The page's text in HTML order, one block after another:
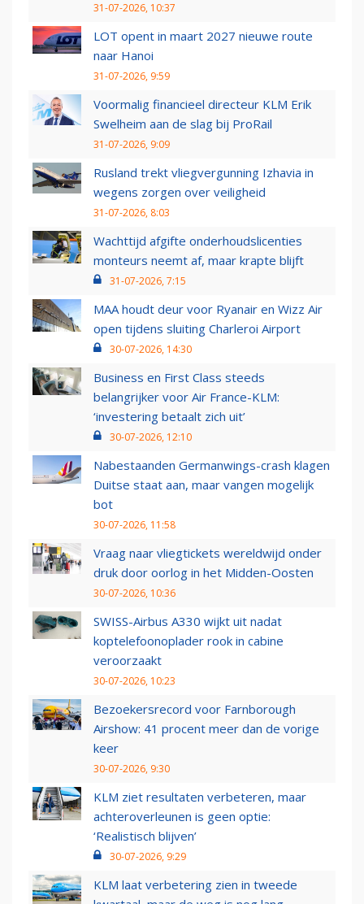
31-07-2026, 10:37
LOT opent in maart 2027 nieuwe route
naar Hanoi
31-07-2026, 9:59
Voormalig financieel directeur KLM Erik
Swelheim aan de slag bij ProRail
31-07-2026, 9:09
Rusland trekt vliegvergunning Izhavia in
wegens zorgen over veiligheid
31-07-2026, 8:03
Wachttijd afgifte onderhoudslicenties
monteurs neemt af, maar krapte blijft
31-07-2026, 7:15
MAA houdt deur voor Ryanair en Wizz Air
open tijdens sluiting Charleroi Airport
30-07-2026, 14:30
Business en First Class steeds
belangrijker voor Air France-KLM:
‘investering betaalt zich uit’
30-07-2026, 12:10
Nabestaanden Germanwings-crash klagen
Duitse staat aan, maar vangen mogelijk
bot
30-07-2026, 11:58
Vraag naar vliegtickets wereldwijd onder
druk door oorlog in het Midden-Oosten
30-07-2026, 10:36
SWISS-Airbus A330 wijkt uit nadat
koptelefoonoplader rook in cabine
veroorzaakt
30-07-2026, 10:23
Bezoekersrecord voor Farnborough
Airshow: 41 procent meer dan de vorige
keer
30-07-2026, 9:30
KLM ziet resultaten verbeteren, maar
achteroverleunen is geen optie:
‘Realistisch blijven’
30-07-2026, 9:29
KLM laat verbetering zien in tweede